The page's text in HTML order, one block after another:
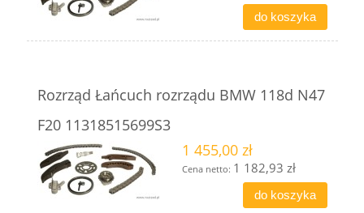
do koszyka
Rozrząd Łańcuch rozrządu BMW 118d N47
F20 11318515699S3
1 455,00 zł
Cena netto: 1 182,93 zł
do koszyka